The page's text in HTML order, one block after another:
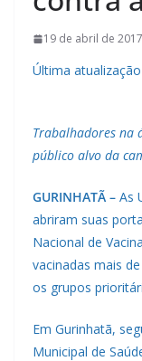
19 de abril de 2017
Última
Trabalhadores na
público alvo da
GURINHATÃ – As
abriram suas
Nacional de
vacinadas mais
os grupos
Em Gurinhatã,
Municipal de